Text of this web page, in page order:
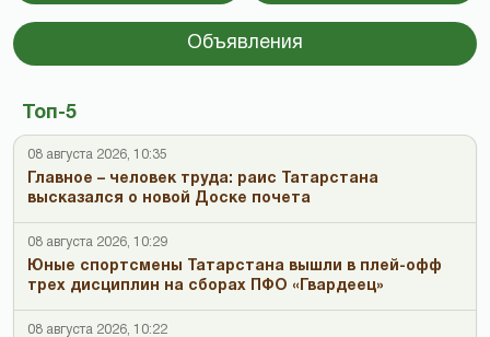
Объявления
Топ-5
08 августа 2026, 10:35
Главное – человек труда: раис Татарстана
высказался о новой Доске почета
08 августа 2026, 10:29
Юные спортсмены Татарстана вышли в плей-офф
трех дисциплин на сборах ПФО «Гвардеец»
08 августа 2026, 10:22